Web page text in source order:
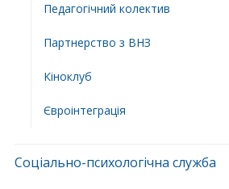
Педагогічний колектив
Партнерство з ВНЗ
Кіноклуб
Євроінтеграція
Соціально-психологічна служба